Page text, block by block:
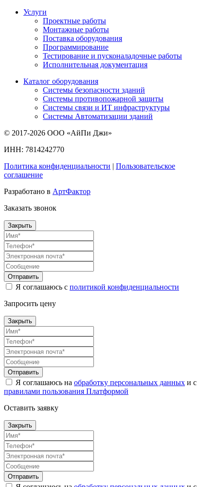
Услуги
Проектные работы
Монтажные работы
Поставка оборудования
Программирование
Тестирование и пусконаладочные работы
Исполнительная документация
Каталог оборудования
Системы безопасности зданий
Системы противопожарной защиты
Системы связи и ИТ инфраструктуры
Системы Автоматизации зданий
© 2017-2026 ООО «АйПи Джи»
ИНН: 7814242770
Политика конфиденциальности | Пользовательское
соглашение
Разработано в АртФактор
Заказать звонок
Закрыть
Отправить
Я соглашаюсь с политикой конфиденциальности
Запросить цену
Закрыть
Отправить
Я соглашаюсь на обработку персональных данных и с
правилами пользования Платформой
Оставить заявку
Закрыть
Отправить